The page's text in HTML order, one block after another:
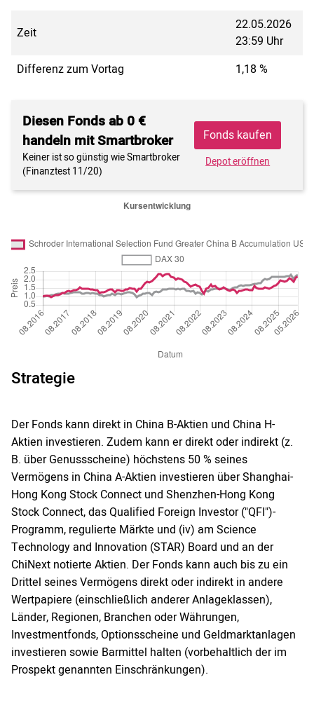
Zeit
22.05.2026
23:59 Uhr
Differenz zum Vortag
1,18 %
Diesen Fonds ab 0 €
handeln mit Smartbroker
Keiner ist so günstig wie Smartbroker
(Finanztest 11/20)
Fonds kaufen
Depot eröffnen
Strategie
Der Fonds kann direkt in China B-Aktien und China H-
Aktien investieren. Zudem kann er direkt oder indirekt (z.
B. über Genussscheine) höchstens 50 % seines
Vermögens in China A-Aktien investieren über Shanghai-
Hong Kong Stock Connect und Shenzhen-Hong Kong
Stock Connect, das Qualified Foreign Investor ("QFI")-
Programm, regulierte Märkte und (iv) am Science
Technology and Innovation (STAR) Board und an der
ChiNext notierte Aktien. Der Fonds kann auch bis zu ein
Drittel seines Vermögens direkt oder indirekt in andere
Wertpapiere (einschließlich anderer Anlageklassen),
Länder, Regionen, Branchen oder Währungen,
Investmentfonds, Optionsscheine und Geldmarktanlagen
investieren sowie Barmittel halten (vorbehaltlich der im
Prospekt genannten Einschränkungen).